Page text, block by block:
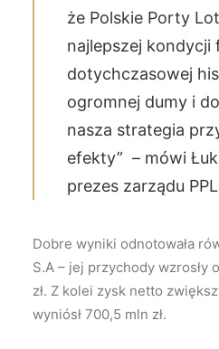
że Polskie Porty
najlepszej kondycji
dotychczasowej
ogromnej dumy i
nasza strategia
efekty” – mówi
prezes zarządu
Dobre wyniki odnotowała
S.A – jej przychody wzrosły
zł. Z kolei zysk netto
wyniósł 700,5 mln zł.